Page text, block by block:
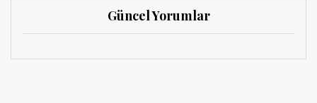
Güncel Yorumlar